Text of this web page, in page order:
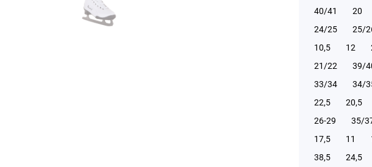
40/41
20
24/25
25/
10,5
12
21/22
39/
33/34
34/
22,5
20,5
26-29
35/
17,5
11
38,5
24,5